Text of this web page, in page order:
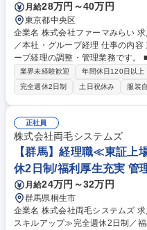
月給28万円～40万円
東京都中央区
企業名 株式会社ファーマみらい 求人名 【経理担当】東証プライム上場G
／本社・グループ経理 仕事の内容 東邦HD経理部と各部署をつなぐ、グル
ープ経理の調整・管理業務です。 ■適切な支払の判断・チェック：現場か
らの支払依頼や経費精算に対し、
し、承認を行います。 ■各部署（
の現場へのヒアリングや修正依頼
HD調剤経理部との連携：データ
構築・周知を行い、コンプライアンス遵守を
担当】東証プライム上場G／本社・
業界未経験歓迎 年間休日120日以上
完全週休2日制
土日祝休み 服装
正社員
株式会社両毛システムズ
【群馬】経理職≪東証上
休2日制/福利厚生充実 管
月給24万円～32万円
群馬県桐生市
企業名 株式会社両毛システムズ 求人名 【群馬】経理職≪東証上場企業で
スキルアップ≫完全週休2日制／福利厚生充実◎ 仕事